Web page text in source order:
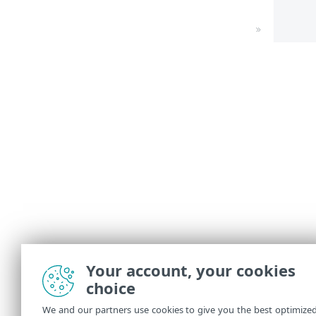
Your account, your cookies
choice
We and our partners use cookies to give you the best